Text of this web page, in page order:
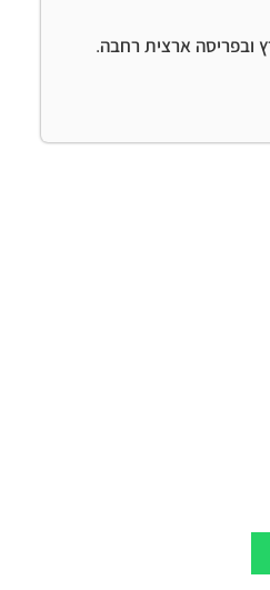
ובפריסה ארצית רחבה.